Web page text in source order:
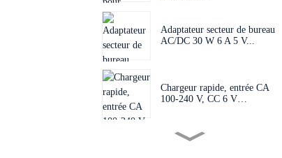
Adaptateur secteur de bureau
AC/DC 30 W 6 A 5 V...
Chargeur rapide, entrée CA
100-240 V, CC 6 V…